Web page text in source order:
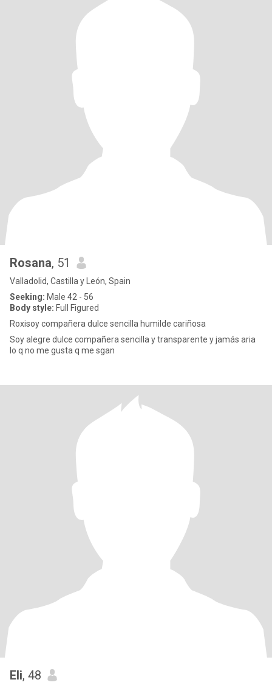
Rosana, 51
Valladolid, Castilla y León, Spain
Seeking: Male 42 - 56
Body style: Full Figured
Roxisoy compañera dulce sencilla humilde cariñosa
Soy alegre dulce compañera sencilla y transparente y jamás aria
lo q no me gusta q me sgan
Eli, 48